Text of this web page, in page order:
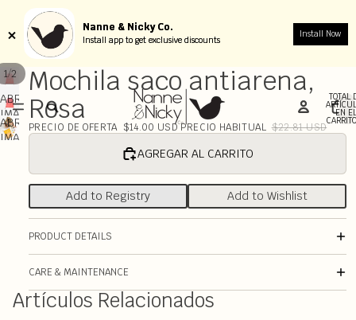
TOTAL
EN EL
1/2
ABRIR
IMAGEN
A
PANTALLA
ABRIR
IMAGEN
PANTALLA
COMPLETA
Mochila saco antiarena,
Rosa
PRECIO DE OFERTA $14.00 USD PRECIO HABITUAL $22.81 USD
AGREGAR AL CARRITO
Add to Registry Add to Wishlist
PRODUCT DETAILS
CARE & MAINTENANCE
Artículos Relacionados
Nanne & Nicky Co.
Install app to get exclusive discounts
Install Now
Nanne & Nicky Co.
Install app to get exclusive discounts
Install Now